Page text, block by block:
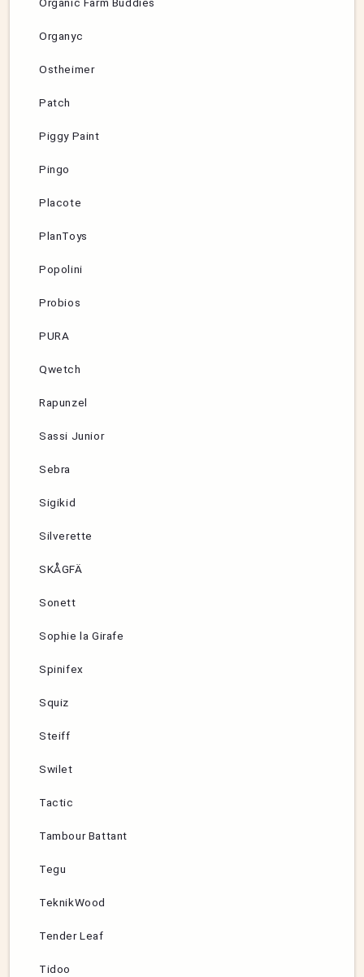
Organic Farm Buddies
Organyc
Ostheimer
Patch
Piggy Paint
Pingo
Placote
PlanToys
Popolini
Probios
PURA
Qwetch
Rapunzel
Sassi Junior
Sebra
Sigikid
Silverette
SKÅGFÄ
Sonett
Sophie la Girafe
Spinifex
Squiz
Steiff
Swilet
Tactic
Tambour Battant
Tegu
TeknikWood
Tender Leaf
Tidoo